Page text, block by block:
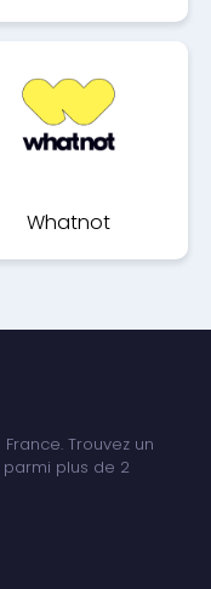
Whatnot
Trouvez un
plus de 2